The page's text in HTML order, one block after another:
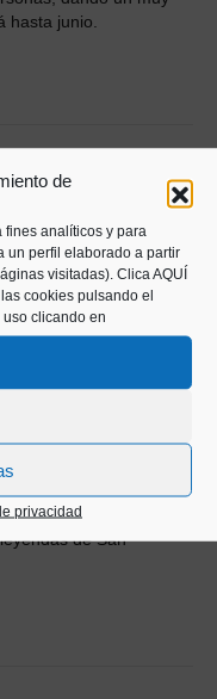
de
fines analíticos y para
un perfil elaborado a partir
visitadas). Clica AQUÍ
cookies pulsando el
uso clicando en
privacidad
hasta junio.
de San